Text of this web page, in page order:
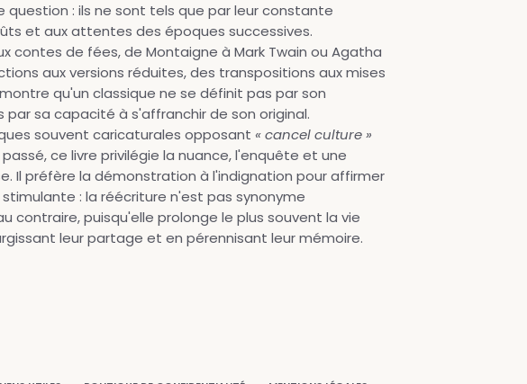
question : ils ne sont tels que par leur constante
et aux attentes des époques successives.
contes de fées, de Montaigne à Mark Twain ou Agatha
aux versions réduites, des transpositions aux mises
qu'un classique ne se définit pas par son
par sa capacité à s'affranchir de son original.
souvent caricaturales opposant « cancel culture »
ce livre privilégie la nuance, l'enquête et une
Il préfère la démonstration à l'indignation pour affirmer
: la réécriture n'est pas synonyme
contraire, puisqu'elle prolonge le plus souvent la vie
leur partage et en pérennisant leur mémoire.